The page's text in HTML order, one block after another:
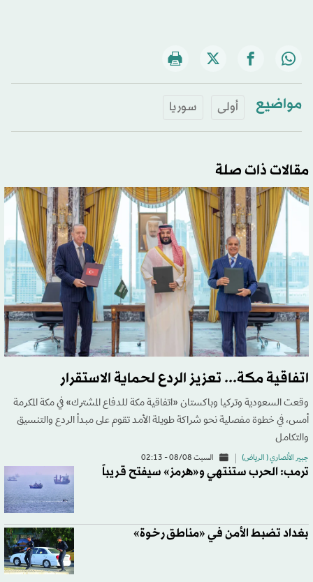
مواضيع أولى سوريا
مقالات ذات صلة
اتفاقية مكة... تعزيز الردع لحماية الاستقرار
وقعت السعودية وتركيا وباكستان «اتفاقية مكة للدفاع المشترك» في مكة المكرمة
أمس، في خطوة مفصلية نحو شراكة طويلة الأمد تقوم على مبدأ الردع والتنسيق
والتكامل
جبير الأنصاري ( الرياض) السبت 08/08 - 02:13
ترمب: الحرب ستنتهي و«هرمز» سيفتح قريباً
بغداد تضبط الأمن في «مناطق رخوة»